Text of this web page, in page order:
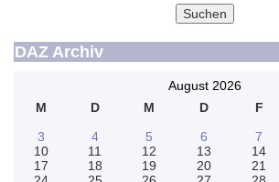
Suchen
DAZ Archiv
August 2026
M
D M D F
3
4 5 6 7
10
11 12 13 14
17
18 19 20 21